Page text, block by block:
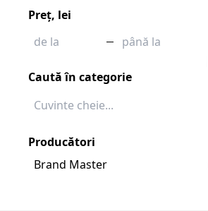
Preț, lei
Caută în categorie
Producători
Brand Master